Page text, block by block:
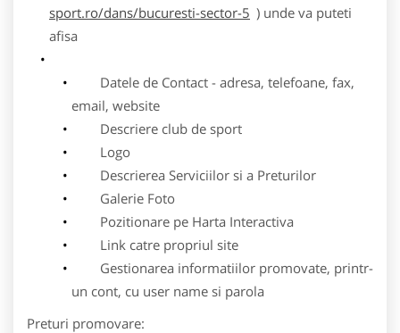
sport.ro/dans/bucuresti-sector-5 ) unde va puteti
afisa
Datele de Contact - adresa, telefoane, fax,
email, website
Descriere club de sport
Logo
Descrierea Serviciilor si a Preturilor
Galerie Foto
Pozitionare pe Harta Interactiva
Link catre propriul site
Gestionarea informatiilor promovate, printr-
un cont, cu user name si parola
Preturi promovare: